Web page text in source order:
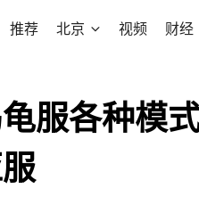
推荐 北京 视频 财经
服各种模